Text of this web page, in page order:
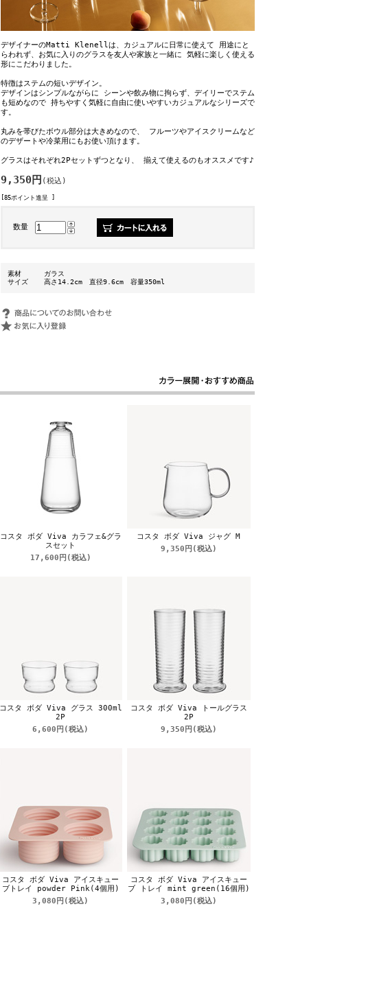
デザイナーのMatti Klenellは、カジュアルに日常に使えて 用途にと
らわれず、お気に入りのグラスを友人や家族と一緒に 気軽に楽しく使える
形にこだわりました。
特徴はステムの短いデザイン。
デザインはシンプルながらに シーンや飲み物に拘らず、デイリーでステム
も短めなので 持ちやすく気軽に自由に使いやすいカジュアルなシリーズで
す。
丸みを帯びたボウル部分は大きめなので、 フルーツやアイスクリームなど
のデザートや冷菜用にもお使い頂けます。
グラスはそれぞれ2Pセットずつとなり、 揃えて使えるのもオススメです♪
9,350円 (税込)
[85ポイント進呈 ]
数量
素材
ガラス
サイズ
高さ14.2cm 直径9.6cm 容量350ml
コスタ ボダ Viva カラフェ&グラ
スセット
17,600円 (税込)
コスタ ボダ Viva ジャグ M
9,350円 (税込)
コスタ ボダ Viva グラス 300ml
2P
6,600円 (税込)
コスタ ボダ Viva トールグラス
2P
9,350円 (税込)
コスタ ボダ Viva アイスキュー
ブトレイ powder Pink(4個用)
3,080円 (税込)
コスタ ボダ Viva アイスキュー
ブ トレイ mint green(16個用)
3,080円 (税込)